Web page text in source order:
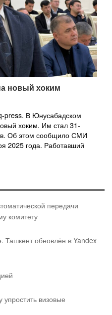
новый хоким
press. В Юнусабадском
хоким. Им стал 31-
Об этом сообщило СМИ
2025 года. Работавший
передачи
комитету
Ташкент обновлён в Yandex
упростить визовые